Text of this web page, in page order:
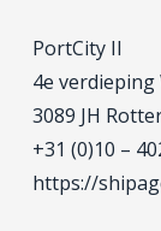
PortCity II
4e verdieping
3089 JH
+31 (0)10 –
https://